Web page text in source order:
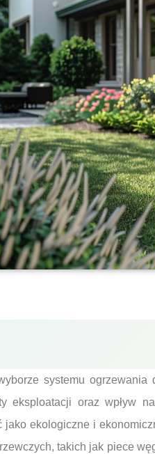
systemu
eksploatacji oraz wpływ
jako ekologiczne i
takich jak piece